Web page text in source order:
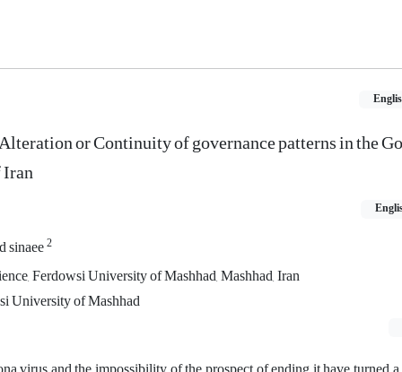
or Continuity of governance patterns in the
sinaee2
Ferdowsi University of Mashhad, Mashhad, Iran
University of Mashhad